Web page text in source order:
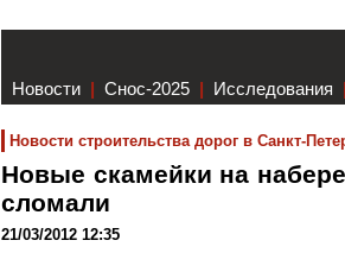
Новости | Снос-2025 | Исследования |
Новости строительства дорог в Санкт-
Новые скамейки на
сломали
21/03/2012 12:35